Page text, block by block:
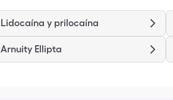
Lidocaína y prilocaína
Arnuity Ellipta